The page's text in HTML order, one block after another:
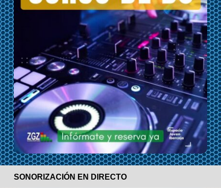
SONORIZACIÓN EN DIRECTO